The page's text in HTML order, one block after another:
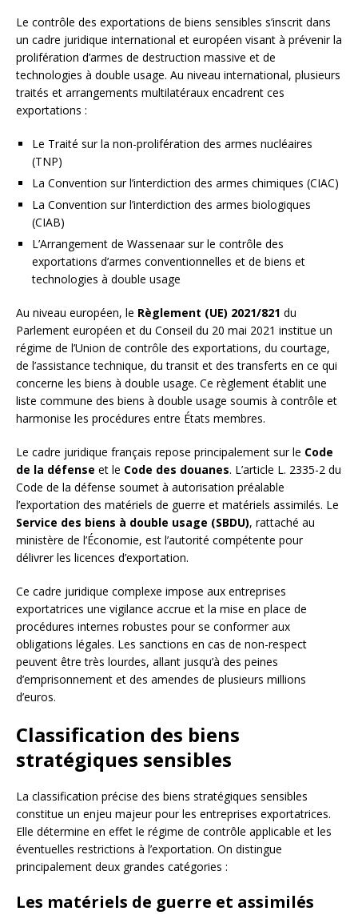
Le contrôle des exportations de biens sensibles s’inscrit dans
un cadre juridique international et européen visant à prévenir la
prolifération d’armes de destruction massive et de
technologies à double usage. Au niveau international, plusieurs
traités et arrangements multilatéraux encadrent ces
exportations :
Le Traité sur la non-prolifération des armes nucléaires
(TNP)
La Convention sur l’interdiction des armes chimiques (CIAC)
La Convention sur l’interdiction des armes biologiques
(CIAB)
L’Arrangement de Wassenaar sur le contrôle des
exportations d’armes conventionnelles et de biens et
technologies à double usage
Au niveau européen, le Règlement (UE) 2021/821 du
Parlement européen et du Conseil du 20 mai 2021 institue un
régime de l’Union de contrôle des exportations, du courtage,
de l’assistance technique, du transit et des transferts en ce qui
concerne les biens à double usage. Ce règlement établit une
liste commune des biens à double usage soumis à contrôle et
harmonise les procédures entre États membres.
Le cadre juridique français repose principalement sur le Code
de la défense et le Code des douanes. L’article L. 2335-2 du
Code de la défense soumet à autorisation préalable
l’exportation des matériels de guerre et matériels assimilés. Le
Service des biens à double usage (SBDU), rattaché au
ministère de l’Économie, est l’autorité compétente pour
délivrer les licences d’exportation.
Ce cadre juridique complexe impose aux entreprises
exportatrices une vigilance accrue et la mise en place de
procédures internes robustes pour se conformer aux
obligations légales. Les sanctions en cas de non-respect
peuvent être très lourdes, allant jusqu’à des peines
d’emprisonnement et des amendes de plusieurs millions
d’euros.
Classification des biens
stratégiques sensibles
La classification précise des biens stratégiques sensibles
constitue un enjeu majeur pour les entreprises exportatrices.
Elle détermine en effet le régime de contrôle applicable et les
éventuelles restrictions à l’exportation. On distingue
principalement deux grandes catégories :
Les matériels de guerre et assimilés